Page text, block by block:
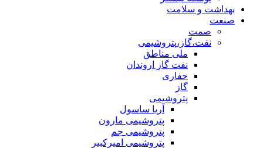
بهداشت و سلامت
صنعت
صمت
نفت،گاز،پتروشیمی
ملی مناطق
نفت گاز اروندان
حفاری
گاز
پتروشیمی
آریا ساسول
پتروشیمی مارون
پتروشیمی جم
پتروشیمی امیرکبیر